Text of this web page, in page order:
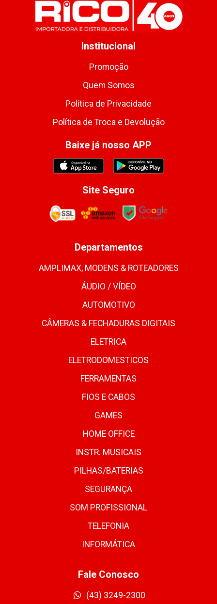
Institucional
Promoção
Quem Somos
Política de Privacidade
Política de Troca e Devolução
Baixe já nosso APP
Site Seguro
Departamentos
AMPLIMAX, MODENS & ROTEADORES
ÁUDIO / VÍDEO
AUTOMOTIVO
CÂMERAS & FECHADURAS DIGITAIS
ELETRICA
ELETRODOMESTICOS
FERRAMENTAS
FIOS E CABOS
GAMES
HOME OFFICE
INSTR. MUSICAIS
PILHAS/BATERIAS
SEGURANÇA
SOM PROFISSIONAL
TELEFONIA
INFORMÁTICA
Fale Conosco
(43) 3249-2300